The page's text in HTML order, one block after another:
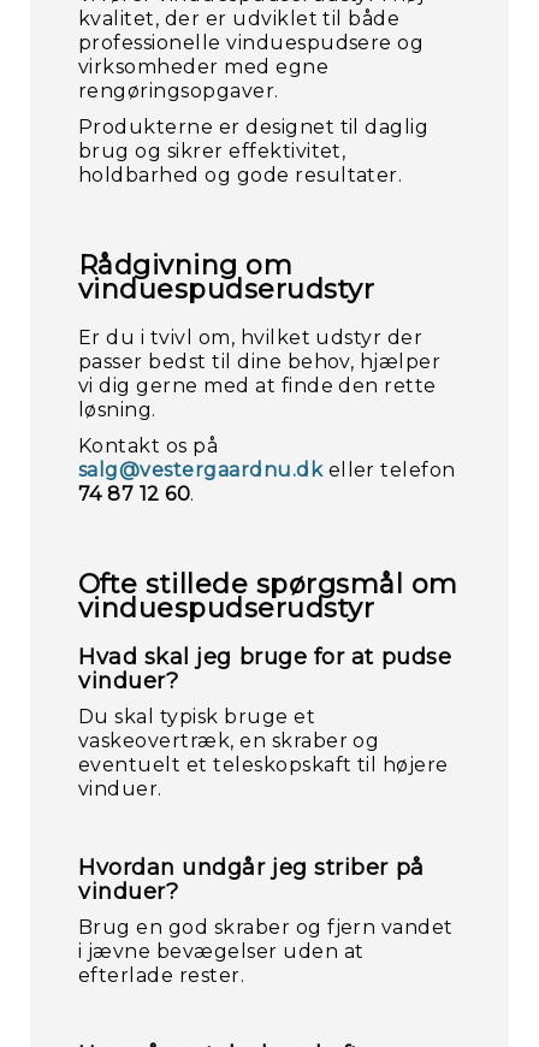
kvalitet, der er udviklet til både
professionelle vinduespudsere og
virksomheder med egne
rengøringsopgaver.
Produkterne er designet til daglig
brug og sikrer effektivitet,
holdbarhed og gode resultater.
Rådgivning om
vinduespudserudstyr
Er du i tvivl om, hvilket udstyr der
passer bedst til dine behov, hjælper
vi dig gerne med at finde den rette
løsning.
Kontakt os på
salg@vestergaardnu.dkeller telefon
74 87 12 60.
Ofte stillede spørgsmål om
vinduespudserudstyr
Hvad skal jeg bruge for at pudse
vinduer?
Du skal typisk bruge et
vaskeovertræk, en skraber og
eventuelt et teleskopskaft til højere
vinduer.
Hvordan undgår jeg striber på
vinduer?
Brug en god skraber og fjern vandet
i jævne bevægelser uden at
efterlade rester.